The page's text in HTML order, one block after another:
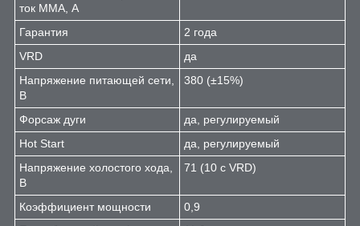
ток MMA, А
Гарантия
2 года
VRD
да
Напряжение питающей сети,
В
380 (±15%)
Форсаж дуги
да, регулируемый
Hot Start
да, регулируемый
Напряжение холостого хода,
В
71 (10 с VRD)
Коэффициент мощности
0,9